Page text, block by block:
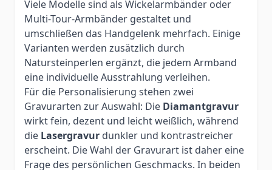
Viele Modelle sind als Wickelarmbänder oder
Multi-Tour-Armbänder gestaltet und
umschließen das Handgelenk mehrfach. Einige
Varianten werden zusätzlich durch
Natursteinperlen ergänzt, die jedem Armband
eine individuelle Ausstrahlung verleihen.
Für die Personalisierung stehen zwei
Gravurarten zur Auswahl: Die Diamantgravur
wirkt fein, dezent und leicht weißlich, während
die Lasergravur dunkler und kontrastreicher
erscheint. Die Wahl der Gravurart ist daher eine
Frage des persönlichen Geschmacks. In beiden